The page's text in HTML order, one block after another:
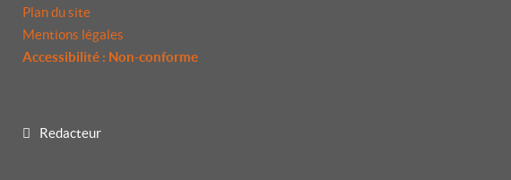
Plan du site
Mentions légales
Accessibilité : Non-conforme
Redacteur